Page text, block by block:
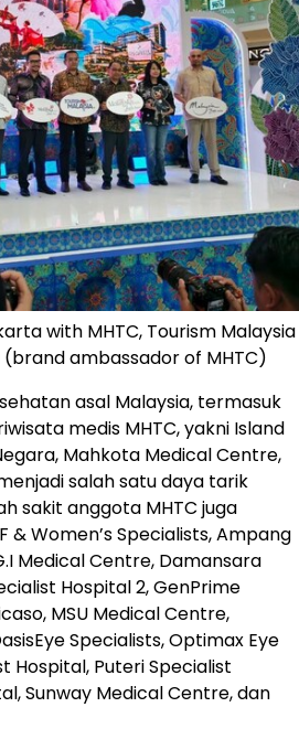
with MHTC, Tourism Malaysia
(brand ambassador of MHTC)
asal Malaysia, termasuk
medis MHTC, yakni Island
Mahkota Medical Centre,
salah satu daya tarik
sakit anggota MHTC juga
Women’s Specialists, Ampang
Medical Centre, Damansara
Hospital 2, GenPrime
MSU Medical Centre,
Specialists, Optimax Eye
Hospital, Puteri Specialist
Sunway Medical Centre, dan